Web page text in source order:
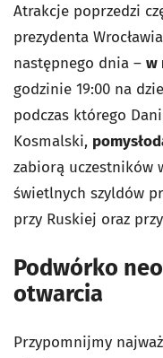
Atrakcje poprzedzi
prezydenta
następnego dnia – w
godzinie 19:00 na
podczas którego
Kosmalski,
zabiorą uczestników
świetlnych szyldów
przy Ruskiej oraz
Podwórko
otwarcia
Przypomnijmy